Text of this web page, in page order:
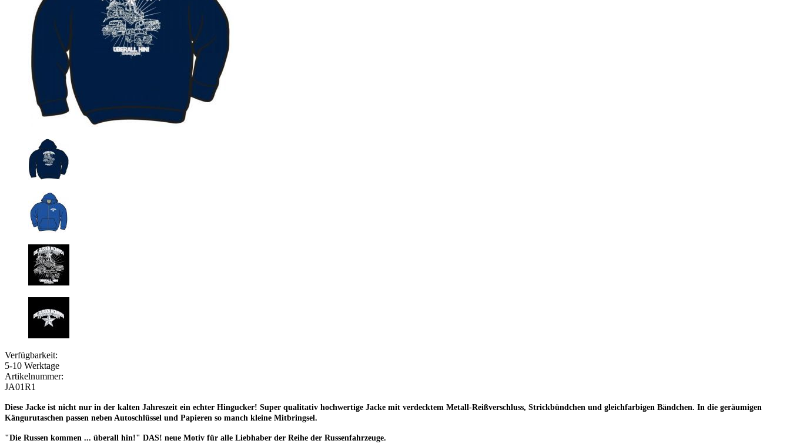
Verfügbarkeit:
5-10 Werktage
Artikelnummer:
JA01R1
Diese Jacke ist nicht nur in der kalten Jahreszeit ein echter Hingucker! Super qualitativ hochwertige Jacke mit verdecktem Metall-Reißverschluss, Strickbündchen und gleichfarbigen Bändchen. In die geräumigen
Kängurutaschen passen neben Autoschlüssel und Papieren so manch kleine Mitbringsel.
"Die Russen kommen ... überall hin!" DAS! neue Motiv für alle Liebhaber der Reihe der Russenfahrzeuge.